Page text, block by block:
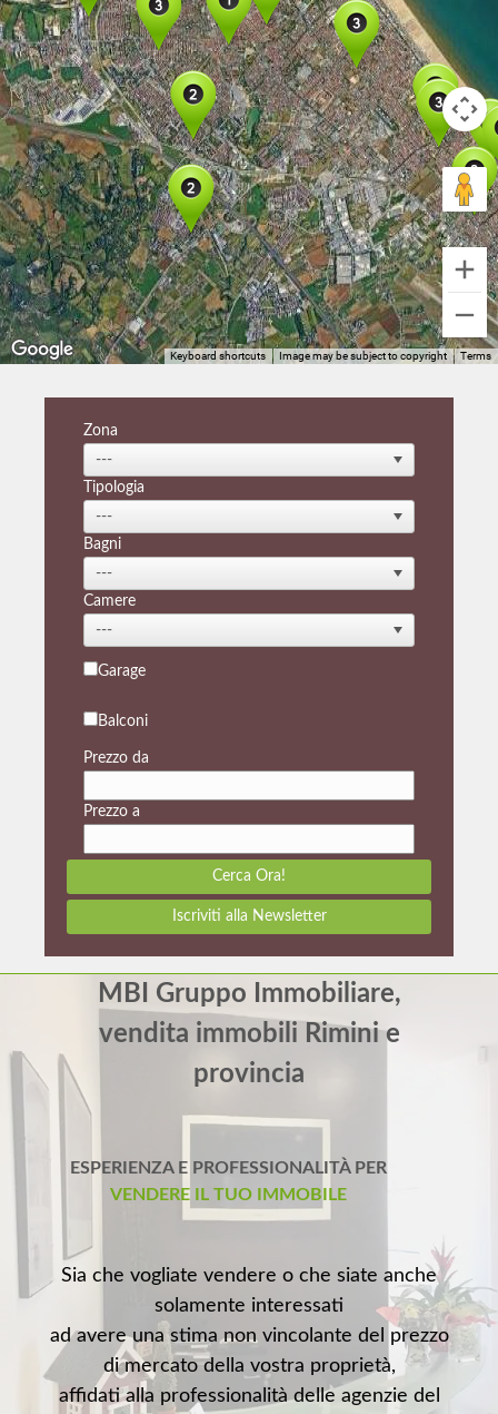
Keyboard shortcuts Image may be subject to copyright Terms
Zona
Tipologia
Bagni
Camere
Garage
Balconi
Prezzo da
Prezzo a
Cerca Ora!
Iscriviti alla Newsletter
MBI Gruppo Immobiliare,
vendita immobili Rimini e
provincia
ESPERIENZA E PROFESSIONALITÀ PER
VENDERE IL TUO IMMOBILE
Sia che vogliate vendere o che siate anche
solamente interessati
ad avere una stima non vincolante del prezzo
di mercato della vostra proprietà,
affidati alla professionalità delle agenzie del